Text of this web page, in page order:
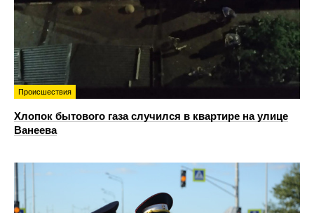
Происшествия
Хлопок бытового газа случился в квартире на улице
Ванеева